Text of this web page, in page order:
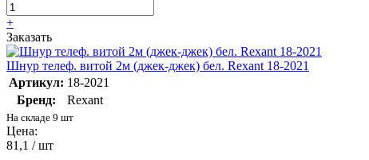
+
Заказать
Шнур телеф. витой 2м (джек-джек) бел. Rexant 18-2021
Артикул: 18-2021
Бренд:
Rexant
На складе 9 шт
Цена:
81,1 / шт